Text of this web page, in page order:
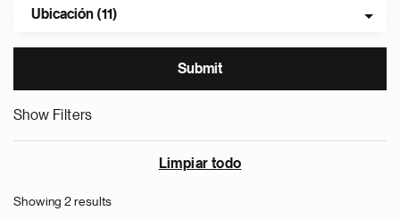
Ubicación (11)
Show Filters
Limpiar todo
Showing 2 results